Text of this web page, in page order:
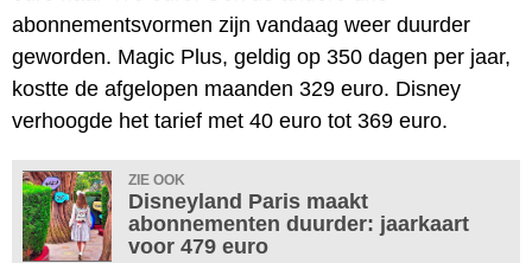
abonnementsvormen zijn vandaag weer duurder
geworden. Magic Plus, geldig op 350 dagen per jaar,
kostte de afgelopen maanden 329 euro. Disney
verhoogde het tarief met 40 euro tot 369 euro.
ZIE OOK
Disneyland Paris maakt
abonnementen duurder: jaarkaart
voor 479 euro